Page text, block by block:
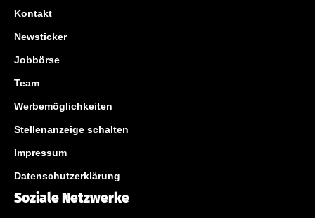
Kontakt
Newsticker
Jobbörse
Team
Werbemöglichkeiten
Stellenanzeige schalten
Impressum
Datenschutzerklärung
Soziale Netzwerke